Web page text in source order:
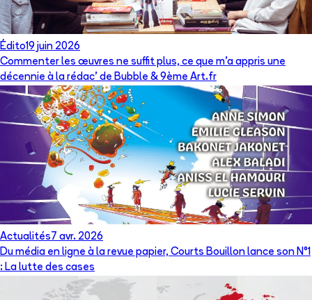
Édito19 juin 2026
Commenter les œuvres ne suffit plus, ce que m’a appris une
décennie à la rédac’ de Bubble & 9ème Art.fr
Actualités 7 avr. 2026
Du média en ligne à la revue papier, Courts Bouillon lance son N°1
: La lutte des cases